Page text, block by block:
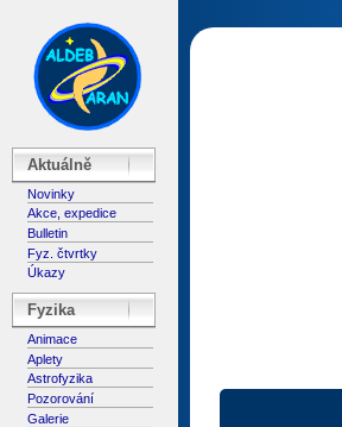
Aktuálně
Novinky
Akce, expedice
Bulletin
Fyz. čtvrtky
Úkazy
Fyzika
Animace
Aplety
Astrofyzika
Pozorování
Galerie